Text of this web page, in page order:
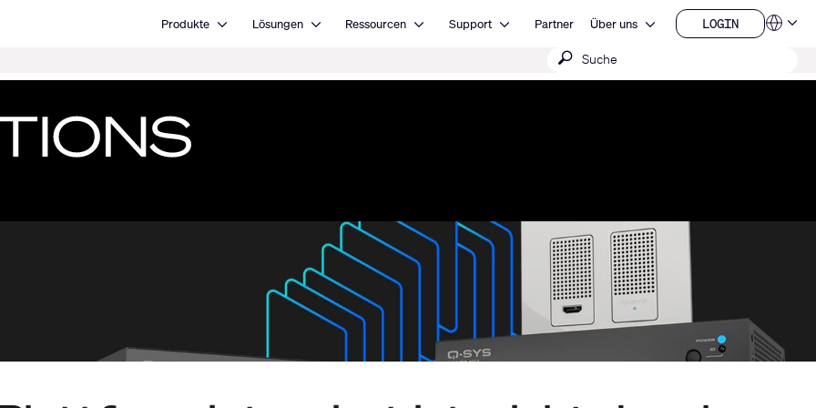
Produkte Open ProdukteLösungen Open LösungenRessourcen Open Ressourcen
Support Open SupportPartner Über uns Open Über uns LOGIN
LOGIN Sprachen
Suche